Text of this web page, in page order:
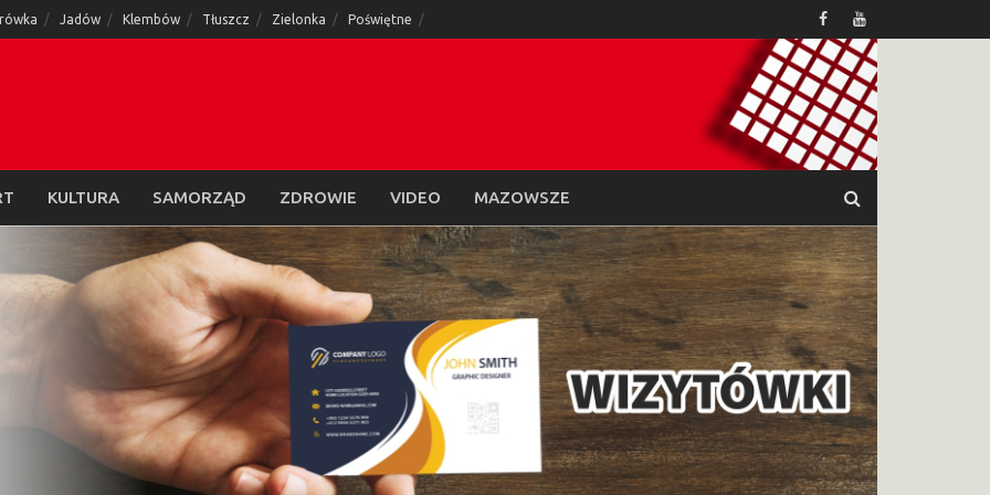
Jadów Klembów Tłuszcz Zielonka Poświętne
KULTURA SAMORZĄD ZDROWIE VIDEO MAZOWSZE